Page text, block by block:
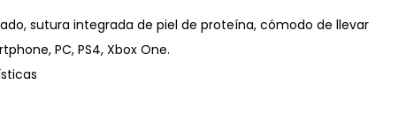
sutura integrada de piel de proteína, cómodo de llevar
PC, PS4, Xbox One.